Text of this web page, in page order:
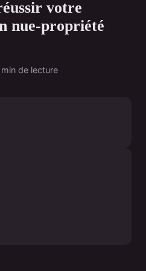
votre
nue-propriété
de lecture